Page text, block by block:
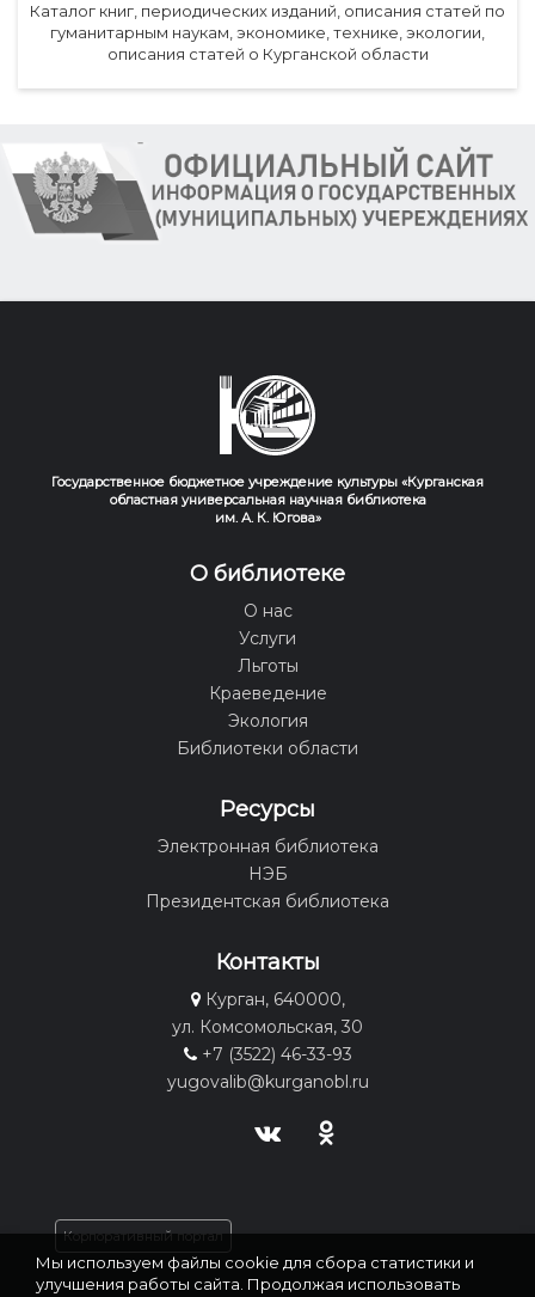
Каталог книг, периодических изданий, описания статей по
гуманитарным наукам, экономике, технике, экологии,
описания статей о Курганской области
Государственное бюджетное учреждение культуры «Курганская
областная универсальная научная библиотека
им. А. К. Югова»
О библиотеке
О нас
Услуги
Льготы
Краеведение
Экология
Библиотеки области
Ресурсы
Электронная библиотека
НЭБ
Президентская библиотека
Контакты
Курган, 640000,
ул. Комсомольская, 30
+7 (3522) 46-33-93
yugovalib@kurganobl.ru
Корпоративный портал
Мы используем файлы cookie для сбора статистики и
улучшения работы сайта. Продолжая использовать